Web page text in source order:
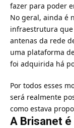
fazer para poder
No geral, ainda é
infraestrutura que
antenas da rede
uma plataforma
foi adquirida há
Por todos esses
será realmente
como estava
A Brisanet é